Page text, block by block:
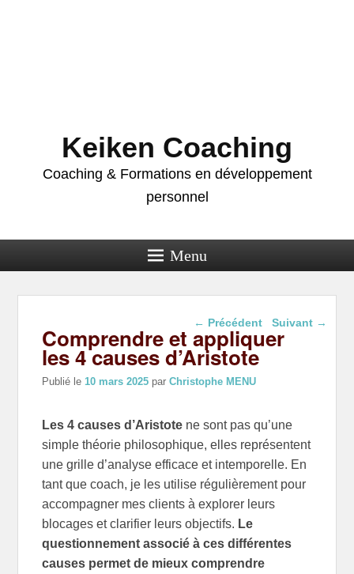
Keiken Coaching
Coaching & Formations en développement
personnel
Menu
Navigation dans les
← Précédent Suivant →
Comprendre et appliquer
les 4 causes d’Aristote
Publié le 10 mars 2025 parChristophe MENU
Les 4 causes d’Aristote ne sont pas qu’une
simple théorie philosophique, elles représentent
une grille d’analyse efficace et intemporelle. En
tant que coach, je les utilise régulièrement pour
accompagner mes clients à explorer leurs
blocages et clarifier leurs objectifs. Le
questionnement associé à ces différentes
causes permet de mieux comprendre